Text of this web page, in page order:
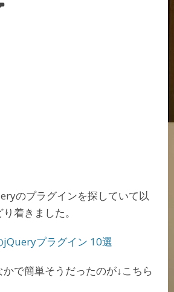
のプラグインを探していて以
着きました。
jQueryプラグイン 10選
で簡単そうだったのが↓こちら